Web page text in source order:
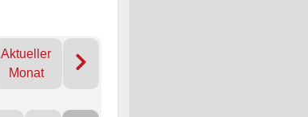
Aktueller
Monat